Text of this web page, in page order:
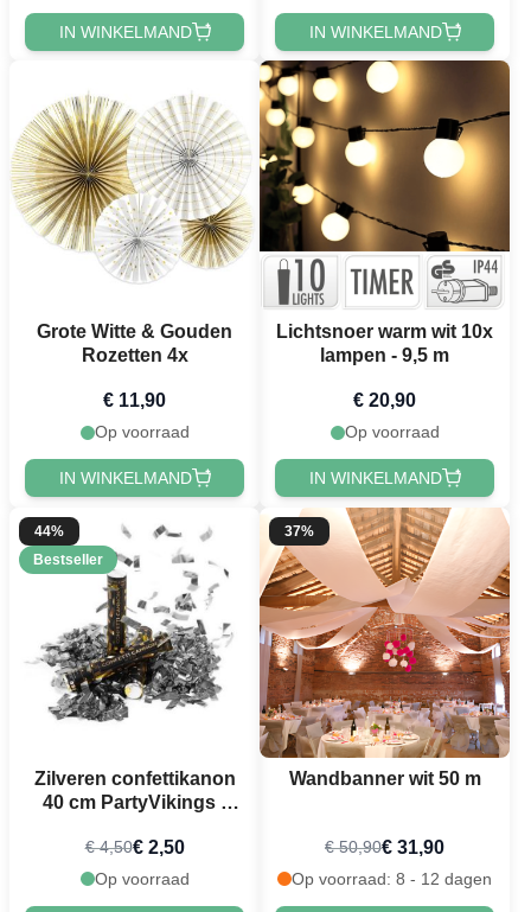
IN WINKELMAND IN WINKELMAND
Grote Witte & Gouden
Rozetten 4x
€ 11,90
Op voorraad
IN WINKELMAND
Lichtsnoer warm wit 10x
lampen - 9,5 m
€ 20,90
Op voorraad
IN WINKELMAND
44%
Bestseller
Zilveren confettikanon
40 cm PartyVikings -
€ 4,50€ 2,50
Op voorraad
37%
Wandbanner wit 50 m
€ 50,90€ 31,90
Op voorraad: 8 - 12 dagen